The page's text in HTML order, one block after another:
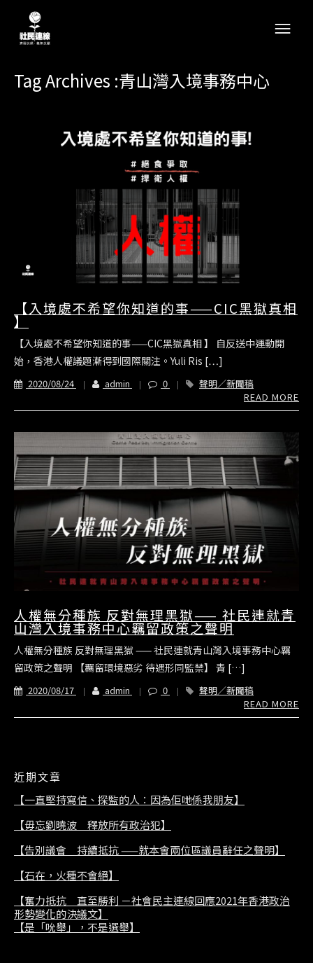
Tag Archives :青山灣入境事務中心
【入境處不希望你知道的事——CIC黑獄真相
】
【入境處不希望你知道的事——CIC黑獄真相 】 自反送中運動開
始，香港人權議題漸得到國際關注。Yuli Ris […]
2020/08/24 admin 0
聲明／新聞稿
READ MORE
人權無分種族 反對無理黑獄—— 社民連就青
山灣入境事務中心羈留政策之聲明
人權無分種族 反對無理黑獄 —— 社民連就青山灣入境事務中心羈
留政策之聲明 【羈留環境惡劣 待遇形同監禁】 青 […]
2020/08/17 admin 0
聲明／新聞稿
READ MORE
近期文章
【一直堅持寫信、探監的人：因為佢哋係我朋友】
【毋忘劉曉波 釋放所有政治犯】
【告別議會 持續抵抗 ——就本會兩位區議員辭任之聲明】
【石在，火種不會絕】
【奮力抵抗 直至勝利 －社會民主連線回應2021年香港政治
形勢變化的決議文】
【是「吮舉」，不是選舉】